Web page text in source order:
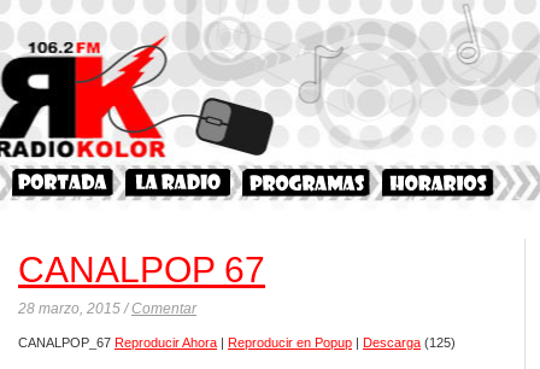
CANALPOP 67
28 marzo, 2015 /Comentar
CANALPOP_67 Reproducir Ahora | Reproducir en Popup | Descarga (125)